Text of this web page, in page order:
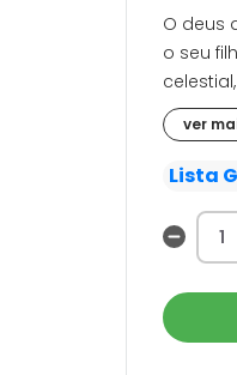
O deus
o seu
o
Shion
contra
ver
Lista